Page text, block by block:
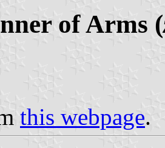
of Arms (
this webpage.